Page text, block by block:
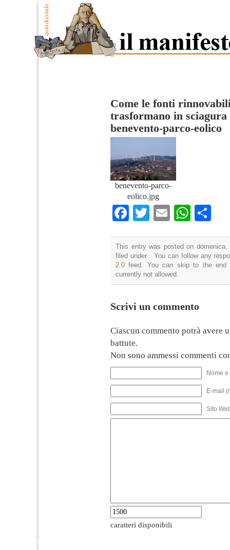
Come le fonti
trasformano in
benevento-parco-eolico
benevento-parco-
eolico.jpg
Facebook
TwitterEmail
This entry was posted on
filed under . You can follow any
2.0 feed. You can skip to the end
currently not allowed.
Scrivi un commento
Ciascun commento potrà avere
battute.
Non sono ammessi commenti
Nome
E-mail
Sito
caratteri disponibili